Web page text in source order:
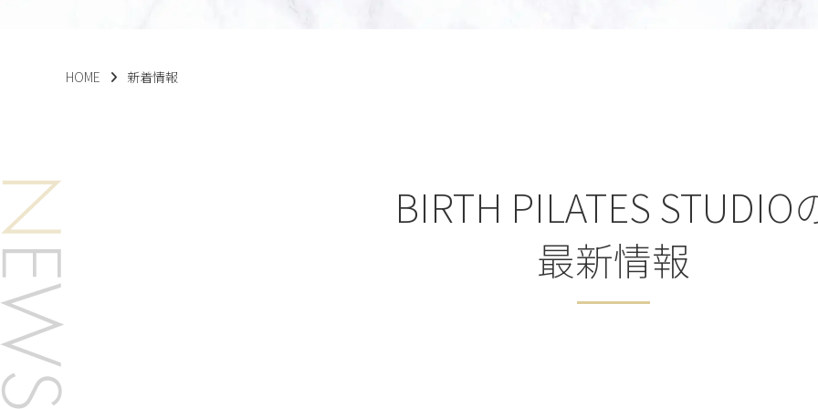
HOME 新着情報
BIRTH PILATES STUDIO
最新情報